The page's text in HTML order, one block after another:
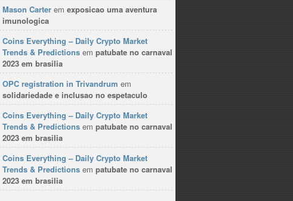
Mason Carter em exposicao uma aventura
imunologica
Coins Everything – Daily Crypto Market
Trends & Predictions em patubate no carnaval
2023 em brasilia
OPC registration in Trivandrum em
solidariedade e inclusao no espetaculo
Coins Everything – Daily Crypto Market
Trends & Predictions em patubate no carnaval
2023 em brasilia
Coins Everything – Daily Crypto Market
Trends & Predictions em patubate no carnaval
2023 em brasilia